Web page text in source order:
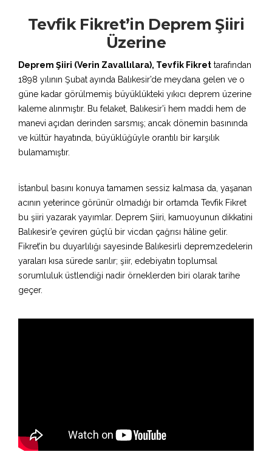
Tevfik Fikret’in Deprem Şiiri
Üzerine
Deprem Şiiri (Verin Zavallılara), Tevfik Fikret tarafından
1898 yılının Şubat ayında Balıkesir’de meydana gelen ve o
güne kadar görülmemiş büyüklükteki yıkıcı deprem üzerine
kaleme alınmıştır. Bu felaket, Balıkesir’i hem maddi hem de
manevi açıdan derinden sarsmış; ancak dönemin basınında
ve kültür hayatında, büyüklüğüyle orantılı bir karşılık
bulamamıştır.
İstanbul basını konuya tamamen sessiz kalmasa da, yaşanan
acının yeterince görünür olmadığı bir ortamda Tevfik Fikret
bu şiiri yazarak yayımlar. Deprem Şiiri, kamuoyunun dikkatini
Balıkesir’e çeviren güçlü bir vicdan çağrısı hâline gelir.
Fikret’in bu duyarlılığı sayesinde Balıkesirli depremzedelerin
yaraları kısa sürede sarılır; şiir, edebiyatın toplumsal
sorumluluk üstlendiği nadir örneklerden biri olarak tarihe
geçer.